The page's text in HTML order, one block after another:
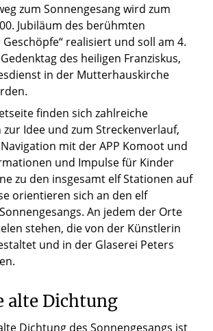
zum Sonnengesang wird zum
Jubiläum des berühmten
Geschöpfe“ realisiert und soll am 4.
des heiligen Franziskus,
in der Mutterhauskirche
finden sich zahlreiche
Idee und zum Streckenverlauf,
mit der APP Komoot und
und Impulse für Kinder
zu den insgesamt elf Stationen auf
orientieren sich an den elf
An jedem der Orte
stehen, die von der Künstlerin
und in der Glaserei Peters
alte Dichtung
Dichtung des Sonnengesangs ist